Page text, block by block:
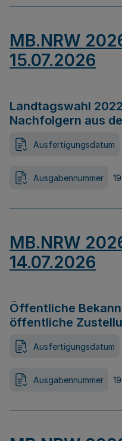
MB.NRW
15.07.2026
Landtagswahl
Nachfolgern aus
Ausfertigungsdatum
Ausgabennummer
MB.NRW
14.07.2026
Öffentliche
öffentliche
Ausfertigungsdatum
Ausgabennummer